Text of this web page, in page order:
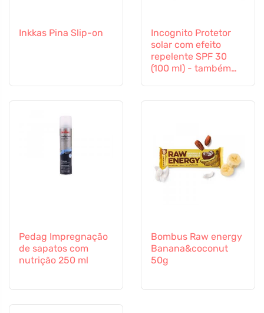
Inkkas Pina Slip-on
Incognito Protetor
solar com efeito
repelente SPF 30
(100 ml) - também
Pedag Impregnação
de sapatos com
nutrição 250 ml
Bombus Raw energy
Banana&coconut
50g